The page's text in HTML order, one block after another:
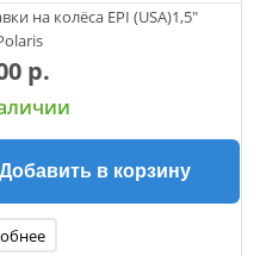
на колёса EPI (USA)1,5"
р.
Добавить в корзину